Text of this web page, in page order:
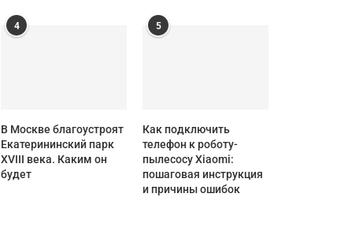
4
В Москве благоустроят
Екатерининский парк
XVIII века. Каким он
будет
5
Как подключить
телефон к роботу-
пылесосу Xiaomi:
пошаговая инструкция
и причины ошибок